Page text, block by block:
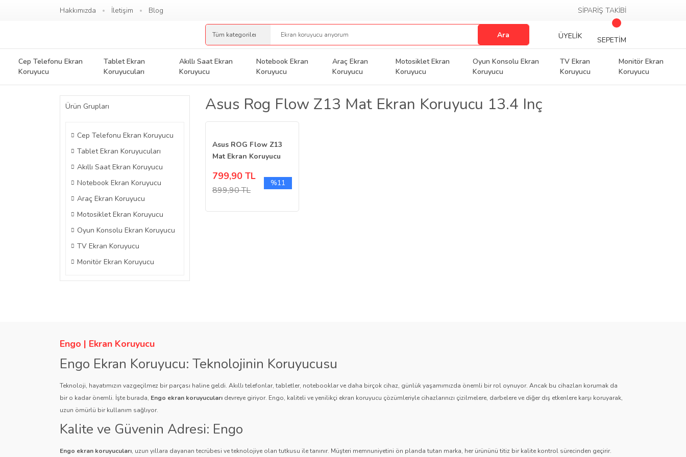
Hakkımızda İletişim Blog SİPARİŞ TAKİBİ
Ara ÜYELİK SEPETİM
Cep Telefonu Ekran
Koruyucu
Tablet Ekran
Koruyucuları
Akıllı Saat Ekran
Koruyucu
Notebook Ekran
Koruyucu
Araç Ekran
Koruyucu
Motosiklet Ekran
Koruyucu
Oyun Konsolu Ekran
Koruyucu
TV Ekran
Koruyucu
Monitör Ekran
Koruyucu
Ürün Grupları
Cep Telefonu Ekran Koruyucu
Tablet Ekran Koruyucuları
Akıllı Saat Ekran Koruyucu
Notebook Ekran Koruyucu
Araç Ekran Koruyucu
Motosiklet Ekran Koruyucu
Oyun Konsolu Ekran Koruyucu
TV Ekran Koruyucu
Monitör Ekran Koruyucu
Asus Rog Flow Z13 Mat Ekran Koruyucu 13.4 Inç
Asus ROG Flow Z13
Mat Ekran Koruyucu
799,90 TL
899,90 TL
%11
Engo | Ekran Koruyucu
Engo Ekran Koruyucu: Teknolojinin Koruyucusu
Teknoloji, hayatımızın vazgeçilmez bir parçası haline geldi. Akıllı telefonlar, tabletler, notebooklar ve daha birçok cihaz, günlük yaşamımızda önemli bir rol oynuyor. Ancak bu cihazları korumak da
bir o kadar önemli. İşte burada, Engo ekran koruyucuları devreye giriyor. Engo, kaliteli ve yenilikçi ekran koruyucu çözümleriyle cihazlarınızı çizilmelere, darbelere ve diğer dış etkenlere karşı koruyarak,
uzun ömürlü bir kullanım sağlıyor.
Kalite ve Güvenin Adresi: Engo
Engo ekran koruyucuları, uzun yıllara dayanan tecrübesi ve teknolojiye olan tutkusu ile tanınır. Müşteri memnuniyetini ön planda tutan marka, her ürününü titiz bir kalite kontrol sürecinden geçirir.